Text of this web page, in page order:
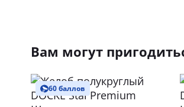
Вам могут
60 баллов